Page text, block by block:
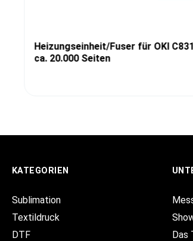
Heizungseinheit/Fuser für OKI
ca. 20.000 Seiten
KATEGORIEN
Sublimation
Textildruck
DTF
Das